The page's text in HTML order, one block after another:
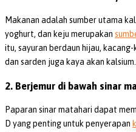
Makanan adalah sumber utama
yoghurt, dan keju merupakan
itu, sayuran berdaun hijau,
dan sarden juga kaya akan kalsium.
2. Berjemur di bawah sinar
Paparan sinar matahari dapat
D yang penting untuk penyerapan